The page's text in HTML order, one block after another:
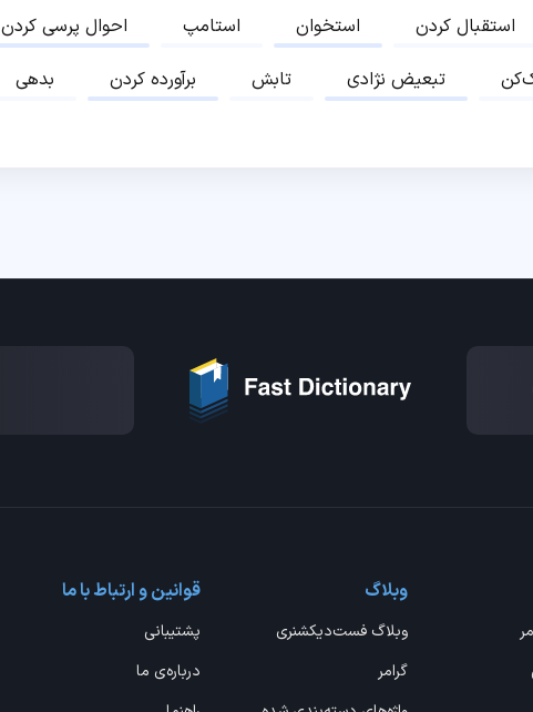
احوال پرسی کردن استامپ استخوان استقبال کردن
بدهی
برآورده کردن تابش تبعیض نژادی
وبلاگ
وبلاگ فست‌دیکشنری
گرامر
قوانین و ارتباط با ما
پشتیبانی
درباره‌ی ما